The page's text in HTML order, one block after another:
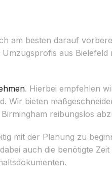
am besten darauf
aus
. Hierbei empfehlen
Wir bieten
reibungslos
mit der Planung zu
auch die benötigte